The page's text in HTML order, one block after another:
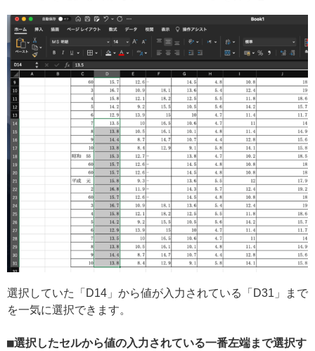
選択していた「D14」から値が入力されている「D31」まで
を一気に選択できます。
選択したセルから値の入力されている一番左端まで選択す